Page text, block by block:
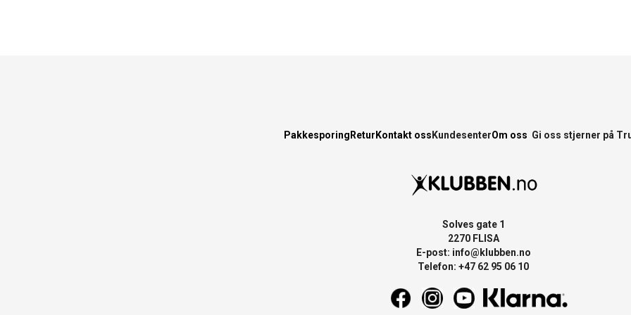
Pakkesporing Retur Kontakt oss KundesenterOm oss Gi oss stjerner på
Solves gate 1
2270 FLISA
E-post: info@klubben.no
Telefon: +47 62 95 06 10